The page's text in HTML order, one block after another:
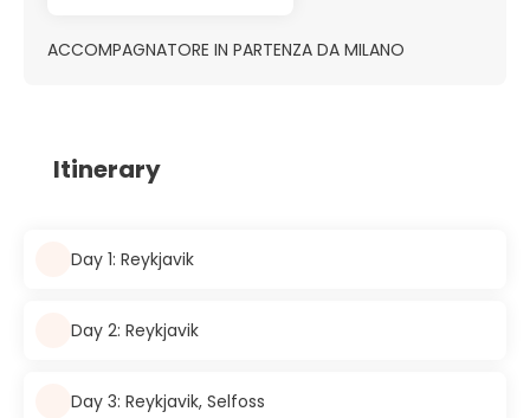
ACCOMPAGNATORE IN PARTENZA DA MILANO
Itinerary
Day 1: Reykjavik
Day 2: Reykjavik
Day 3: Reykjavik, Selfoss